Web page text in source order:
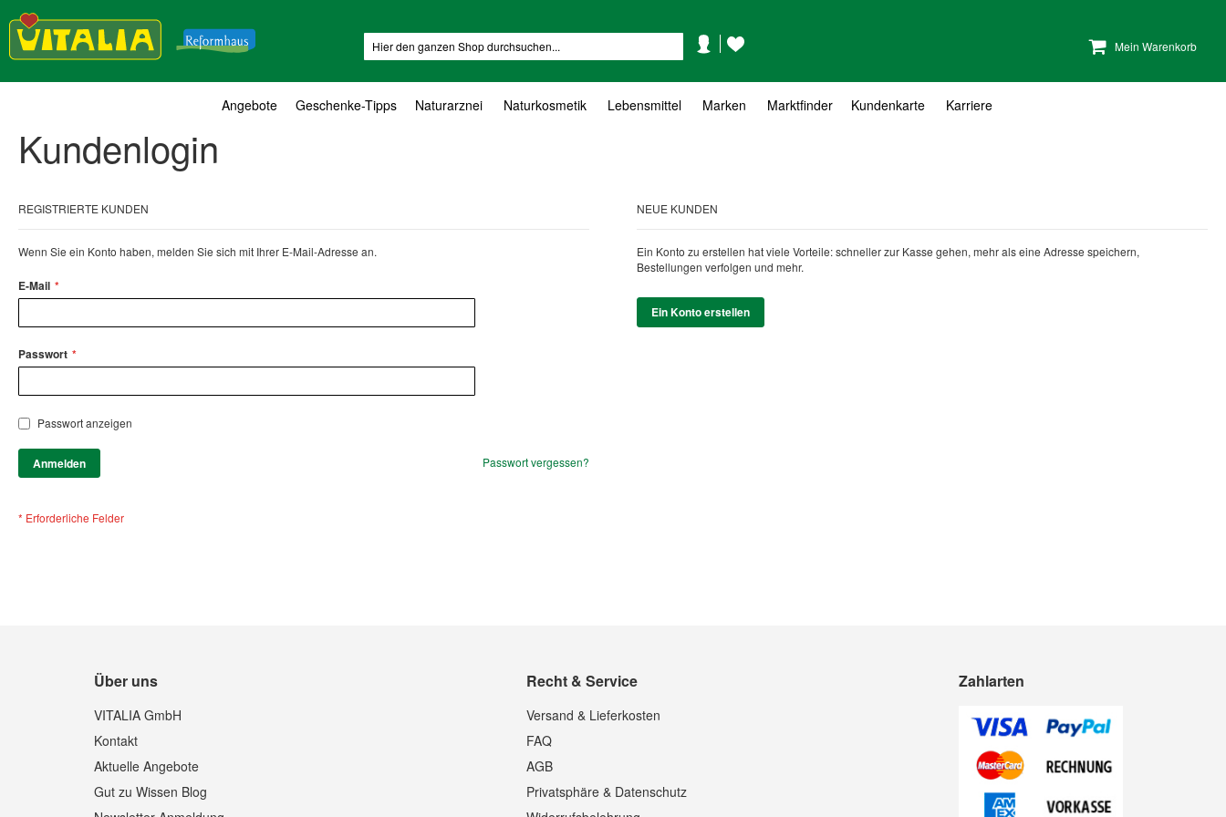
Mein Warenkorb
KontoWunschzettel
Angebote Geschenke-Tipps Naturarznei Naturkosmetik Lebensmittel Marken Marktfinder Kundenkarte Karriere
Kundenlogin
REGISTRIERTE KUNDEN
Wenn Sie ein Konto haben, melden Sie sich mit Ihrer E-Mail-Adresse an.
E-Mail
Passwort
Passwort anzeigen
Anmelden Passwort vergessen?
NEUE KUNDEN
Ein Konto zu erstellen hat viele Vorteile: schneller zur Kasse gehen, mehr als eine Adresse speichern,
Bestellungen verfolgen und mehr.
Ein Konto erstellen
Über uns
VITALIA GmbH
Kontakt
Aktuelle Angebote
Gut zu Wissen Blog
Recht & Service
Versand & Lieferkosten
FAQ
AGB
Privatsphäre & Datenschutz
Zahlarten